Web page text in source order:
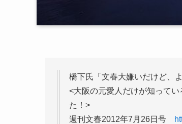
橋下氏「文春大嫌いだけど、
<大阪の元愛人だけが知って
た！>
週刊文春2012年7月26日号